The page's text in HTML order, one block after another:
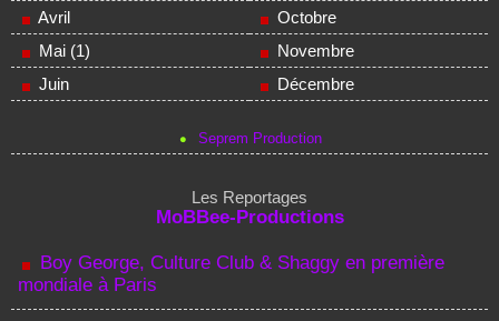
Avril
Mai (1)
Juin
Octobre
Novembre
Décembre
Seprem Production
Les Reportages
MoBBee-Productions
Boy George, Culture Club & Shaggy en première
mondiale à Paris